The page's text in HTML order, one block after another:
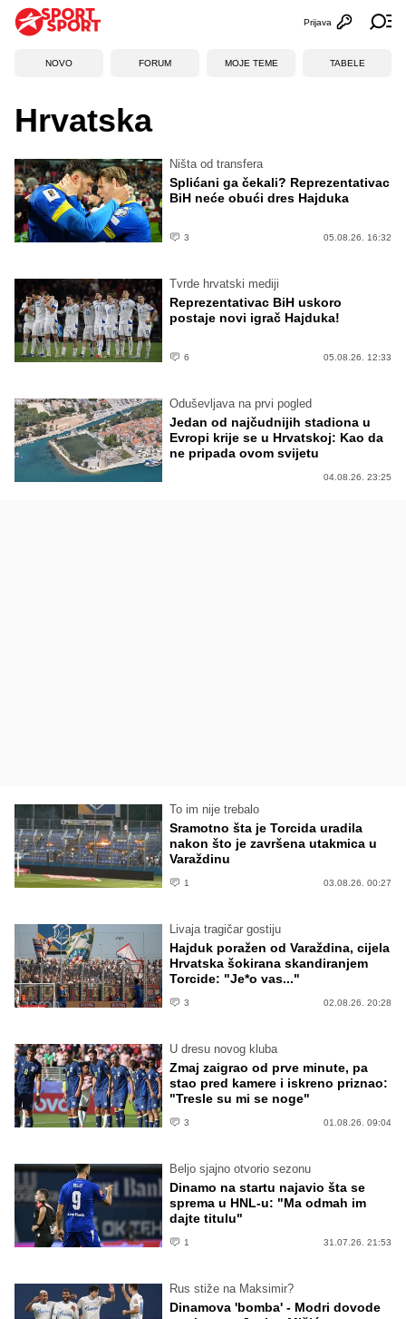
Otvori
Prijava
NOVO FORUM MOJE TEME TABELE
Hrvatska
Ništa od transfera
Splićani ga čekali? Reprezentativac
BiH neće obući dres Hajduka
3 05.08.26. 16:32
Tvrde hrvatski mediji
Reprezentativac BiH uskoro
postaje novi igrač Hajduka!
6 05.08.26. 12:33
Oduševljava na prvi pogled
Jedan od najčudnijih stadiona u
Evropi krije se u Hrvatskoj: Kao da
ne pripada ovom svijetu
04.08.26. 23:25
To im nije trebalo
Sramotno šta je Torcida uradila
nakon što je završena utakmica u
Varaždinu
1 03.08.26. 00:27
Livaja tragičar gostiju
Hajduk poražen od Varaždina, cijela
Hrvatska šokirana skandiranjem
Torcide: "Je*o vas..."
3 02.08.26. 20:28
U dresu novog kluba
Zmaj zaigrao od prve minute, pa
stao pred kamere i iskreno priznao:
"Tresle su mi se noge"
3 01.08.26. 09:04
Beljo sjajno otvorio sezonu
Dinamo na startu najavio šta se
sprema u HNL-u: "Ma odmah im
dajte titulu"
1 31.07.26. 21:53
Rus stiže na Maksimir?
Dinamova 'bomba' - Modri dovode